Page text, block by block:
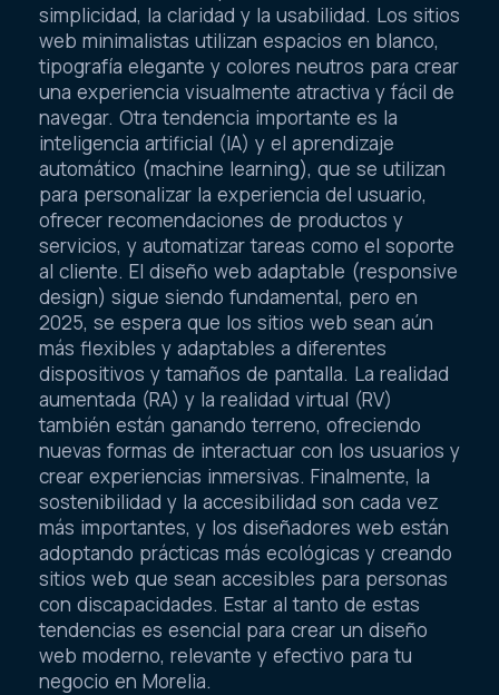
simplicidad, la claridad y la usabilidad. Los sitios
web minimalistas utilizan espacios en blanco,
tipografía elegante y colores neutros para crear
una experiencia visualmente atractiva y fácil de
navegar. Otra tendencia importante es la
inteligencia artificial (IA) y el aprendizaje
automático (machine learning), que se utilizan
para personalizar la experiencia del usuario,
ofrecer recomendaciones de productos y
servicios, y automatizar tareas como el soporte
al cliente. El diseño web adaptable (responsive
design) sigue siendo fundamental, pero en
2025, se espera que los sitios web sean aún
más flexibles y adaptables a diferentes
dispositivos y tamaños de pantalla. La realidad
aumentada (RA) y la realidad virtual (RV)
también están ganando terreno, ofreciendo
nuevas formas de interactuar con los usuarios y
crear experiencias inmersivas. Finalmente, la
sostenibilidad y la accesibilidad son cada vez
más importantes, y los diseñadores web están
adoptando prácticas más ecológicas y creando
sitios web que sean accesibles para personas
con discapacidades. Estar al tanto de estas
tendencias es esencial para crear un diseño
web moderno, relevante y efectivo para tu
negocio en Morelia.